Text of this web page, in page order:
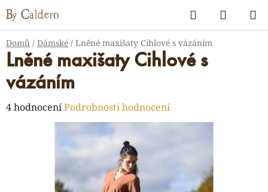
Přejít
na
obsah
Hledat
KOŠÍK
Domů / Dámské / Lněné maxišaty Cihlové s vázáním
Lněné maxišaty Cihlové s
vázáním
Průměrné
4 hodnoceníPodrobnosti hodnocení